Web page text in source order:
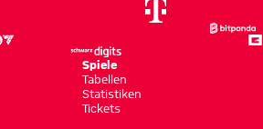
Spiele
Tabellen
Statistiken
Tickets